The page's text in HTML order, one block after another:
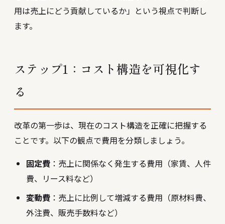
用は売上にどう貢献しているか」という視点で判断し
ます。
ステップ1：コスト構造を可視化す
る
改革の第一歩は、現在のコスト構造を正確に把握する
ことです。以下の観点で費用を分類しましょう。
固定費 ：売上に関係なく発生する費用（家賃、人件
費、リース料など）
変動費 ：売上に比例して増減する費用（原材料費、
外注費、販売手数料など）